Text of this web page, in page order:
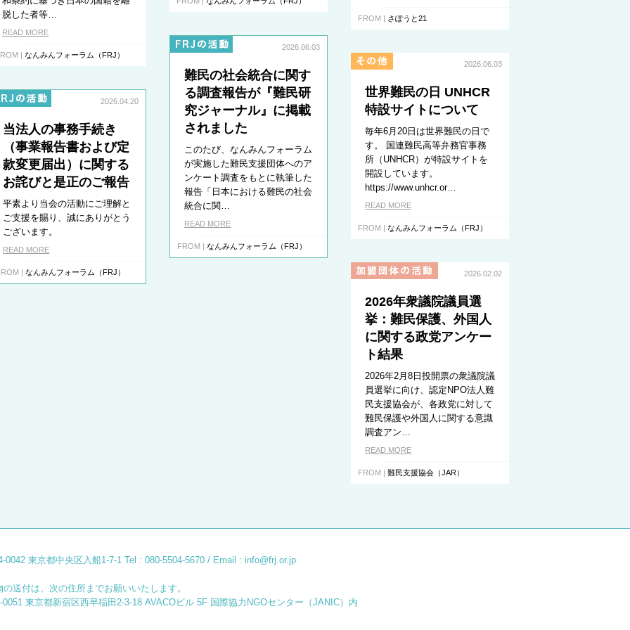
FROM | さぽうと21
脱した者等…
READ MORE
| なんみんフォーラム（FRJ）
2026.06.03
難民の社会統合に関す
る調査報告が『難民研
究ジャーナル』に掲載
されました
このたび、なんみんフォーラム
が実施した難民支援団体へのア
ンケート調査をもとに執筆した
報告「日本における難民の社会
統合に関…
READ MORE
FROM | なんみんフォーラム（FRJ）
2026.06.03
世界難民の日 UNHCR
特設サイトについて
毎年6月20日は世界難民の日で
す。 国連難民高等弁務官事務
所（UNHCR）が特設サイトを
開設しています。
https://www.unhcr.or…
READ MORE
FROM | なんみんフォーラム（FRJ）
2026.04.20
当法人の事務手続き
（事業報告書および定
款変更届出）に関する
お詫びと是正のご報告
平素より当会の活動にご理解と
ご支援を賜り、誠にありがとう
ございます。
READ MORE
| なんみんフォーラム（FRJ） 2026.02.02
2026年衆議院議員選
挙：難民保護、外国人
に関する政党アンケー
ト結果
2026年2月8日投開票の衆議院議
員選挙に向け、認定NPO法人難
民支援協会が、各政党に対して
難民保護や外国人に関する意識
調査アン…
READ MORE
FROM | 難民支援協会（JAR）
0042 東京都中央区入船1-7-1 Tel : 080-5504-5670 / Email : info@frj.or.jp
の送付は、次の住所までお願いいたします。
0051 東京都新宿区西早稲田2-3-18 AVACOビル 5F 国際協力NGOセンター（JANIC）内